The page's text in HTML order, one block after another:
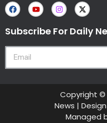
Subscribe For Daily
Copyright ©
News |
Managed